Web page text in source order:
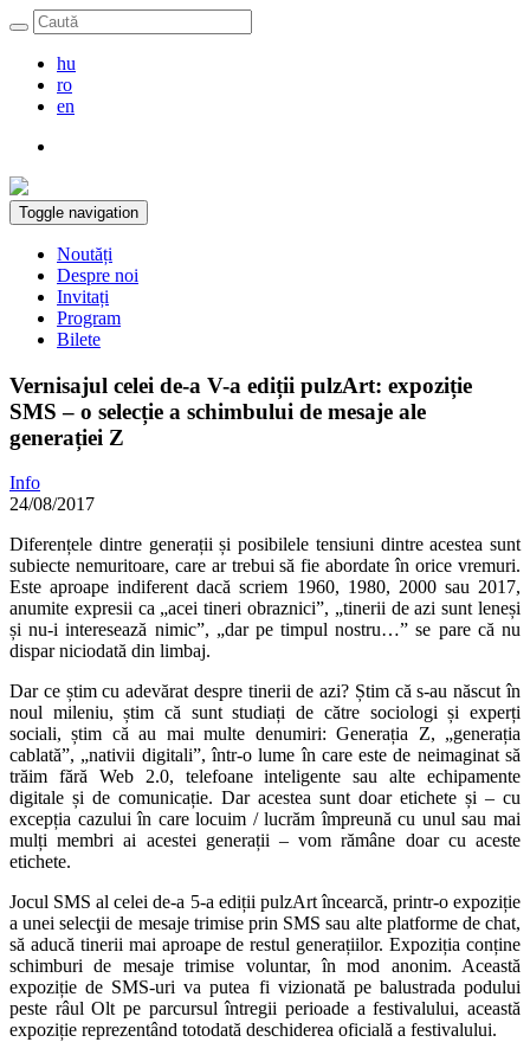
hu
ro
en
Toggle navigation
Noutăți
Despre noi
Invitați
Program
Bilete
Vernisajul celei de-a V-a ediții pulzArt: expoziție
SMS – o selecție a schimbului de mesaje ale
generației Z
Info
24/08/2017
Diferențele dintre generații și posibilele tensiuni dintre acestea sunt
subiecte nemuritoare, care ar trebui să fie abordate în orice vremuri.
Este aproape indiferent dacă scriem 1960, 1980, 2000 sau 2017,
anumite expresii ca „acei tineri obraznici”, „tinerii de azi sunt leneși
și nu-i interesează nimic”, „dar pe timpul nostru…” se pare că nu
dispar niciodată din limbaj.
Dar ce știm cu adevărat despre tinerii de azi? Știm că s-au născut în
noul mileniu, știm că sunt studiați de către sociologi și experți
sociali, știm că au mai multe denumiri: Generația Z, „generația
cablată”, „nativii digitali”, într-o lume în care este de neimaginat să
trăim fără Web 2.0, telefoane inteligente sau alte echipamente
digitale și de comunicație. Dar acestea sunt doar etichete și – cu
excepția cazului în care locuim / lucrăm împreună cu unul sau mai
mulți membri ai acestei generații – vom rămâne doar cu aceste
etichete.
Jocul SMS al celei de-a 5-a ediții pulzArt încearcă, printr-o expoziție
a unei selecţii de mesaje trimise prin SMS sau alte platforme de chat,
să aducă tinerii mai aproape de restul generațiilor. Expoziția conține
schimburi de mesaje trimise voluntar, în mod anonim. Această
expoziție de SMS-uri va putea fi vizionată pe balustrada podului
peste râul Olt pe parcursul întregii perioade a festivalului, această
expoziție reprezentând totodată deschiderea oficială a festivalului.